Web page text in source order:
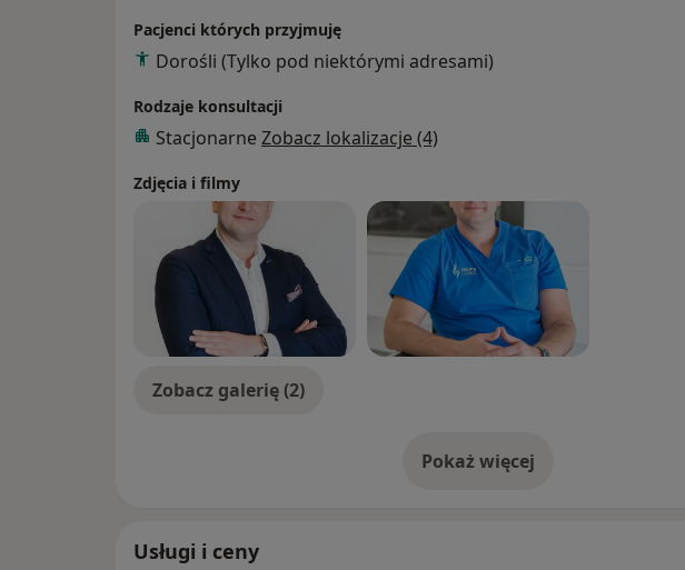
Pacjenci których przyjmuję
Dorośli (Tylko pod niektórymi adresami)
Rodzaje konsultacji
Stacjonarne Zobacz lokalizacje (4)
Zdjęcia i filmy
Zobacz galerię (2)
Pokaż więcejo doświadczeniu
Usługi i ceny